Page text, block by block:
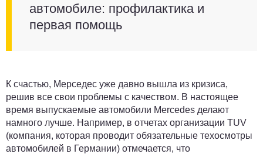
автомобиле: профилактика и
первая помощь
К счастью, Мерседес уже давно вышла из кризиса,
решив все свои проблемы с качеством. В настоящее
время выпускаемые автомобили Mercedes делают
намного лучше. Например, в отчетах организации TUV
(компания, которая проводит обязательные техосмотры
автомобилей в Германии) отмечается, что